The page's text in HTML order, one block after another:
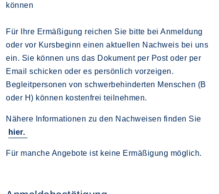
können
Für Ihre Ermäßigung reichen Sie bitte bei Anmeldung
oder vor Kursbeginn einen aktuellen Nachweis bei uns
ein. Sie können uns das Dokument per Post oder per
Email schicken oder es persönlich vorzeigen.
Begleitpersonen von schwerbehinderten Menschen (B
oder H) können kostenfrei teilnehmen.
Nähere Informationen zu den Nachweisen finden Sie
hier.
Für manche Angebote ist keine Ermäßigung möglich.